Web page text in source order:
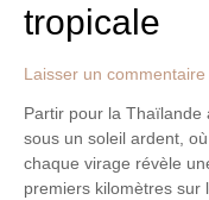
tropicale
Laisser un commentaire
Partir pour la Thaïlande
sous un soleil ardent,
chaque virage révèle
premiers kilomètres sur